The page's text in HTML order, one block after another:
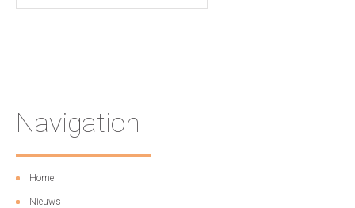
Navigation
Home
Nieuws